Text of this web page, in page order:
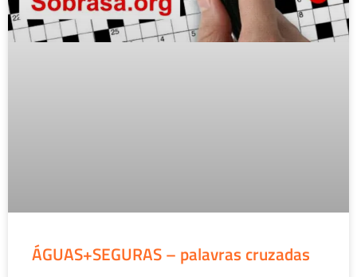
ÁGUAS+SEGURAS – palavras cruzadas